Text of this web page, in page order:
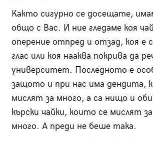
Както сигурно се досещате,
общо с Вас. И ние гледаме коя
оперение отпред и отзад, коя е
глас или коя нааква покрива да
университет. Последното е
защото и при нас има дендита,
мислят за много, а са нищо и
кърски чайки, които се мислят
много. А преди не беше така.